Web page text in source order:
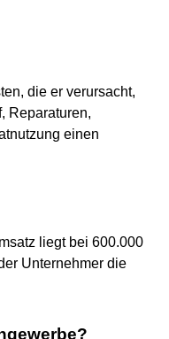
die er verursacht,
Reparaturen,
einen
liegt bei 600.000
Unternehmer die